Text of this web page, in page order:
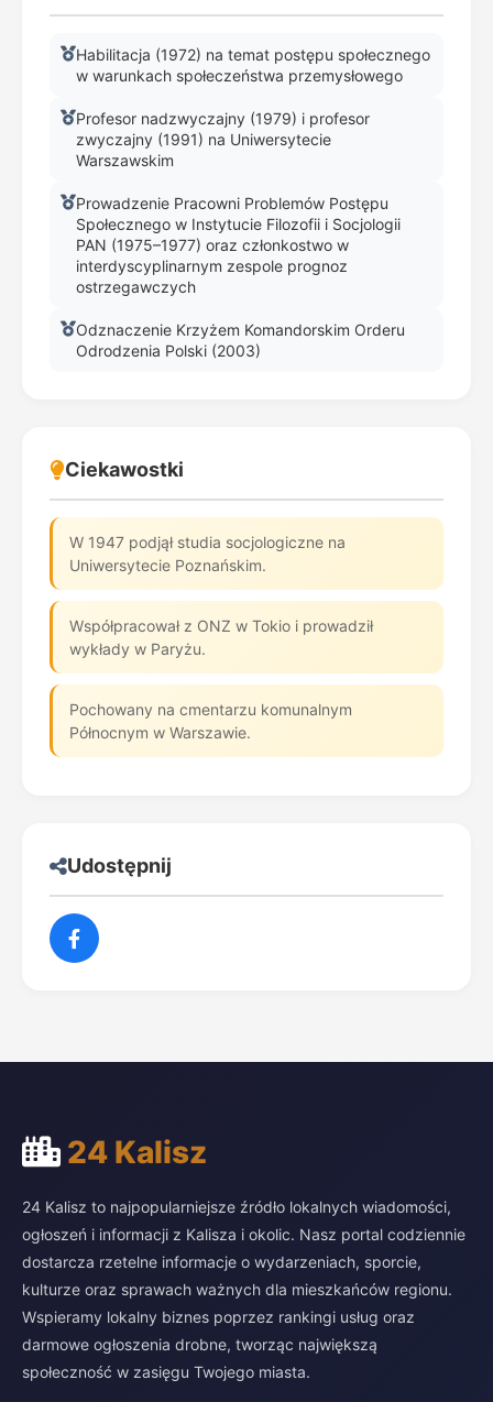
Habilitacja (1972) na temat postępu społecznego
w warunkach społeczeństwa przemysłowego
Profesor nadzwyczajny (1979) i profesor
zwyczajny (1991) na Uniwersytecie
Warszawskim
Prowadzenie Pracowni Problemów Postępu
Społecznego w Instytucie Filozofii i Socjologii
PAN (1975–1977) oraz członkostwo w
interdyscyplinarnym zespole prognoz
ostrzegawczych
Odznaczenie Krzyżem Komandorskim Orderu
Odrodzenia Polski (2003)
Ciekawostki
W 1947 podjął studia socjologiczne na
Uniwersytecie Poznańskim.
Współpracował z ONZ w Tokio i prowadził
wykłady w Paryżu.
Pochowany na cmentarzu komunalnym
Północnym w Warszawie.
Udostępnij
24 Kalisz
24 Kalisz to najpopularniejsze źródło lokalnych wiadomości,
ogłoszeń i informacji z Kalisza i okolic. Nasz portal codziennie
dostarcza rzetelne informacje o wydarzeniach, sporcie,
kulturze oraz sprawach ważnych dla mieszkańców regionu.
Wspieramy lokalny biznes poprzez rankingi usług oraz
darmowe ogłoszenia drobne, tworząc największą
społeczność w zasięgu Twojego miasta.